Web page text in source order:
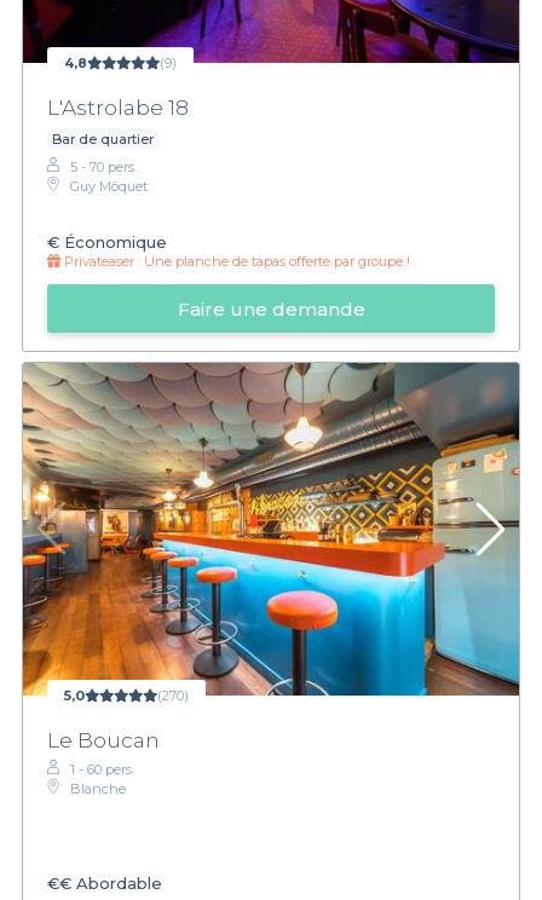
4,8 (9)
L'Astrolabe 18
Bar de quartier
5 - 70 pers.
Guy Môquet
€ Économique
Privateaser : Une planche de tapas offerte par groupe !
Faire une demande
5,0 (270)
Le Boucan
1 - 60 pers.
Blanche
€€ Abordable